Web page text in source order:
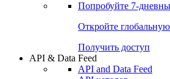
Попробуйте 7-
Откройте
Получить доступ
API & Data Feed
API and Data Feed